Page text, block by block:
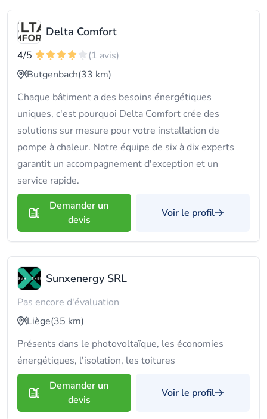
Delta Comfort
4/5
(1 avis)
Butgenbach(33 km)
Chaque bâtiment a des besoins énergétiques
uniques, c'est pourquoi Delta Comfort crée des
solutions sur mesure pour votre installation de
pompe à chaleur. Notre équipe de six à dix experts
garantit un accompagnement d'exception et un
service rapide.
Demander un
devis
Voir le profil
Sunxenergy SRL
Pas encore d'évaluation
Liège(35 km)
Présents dans le photovoltaïque, les économies
énergétiques, l'isolation, les toitures
Demander un
devis
Voir le profil